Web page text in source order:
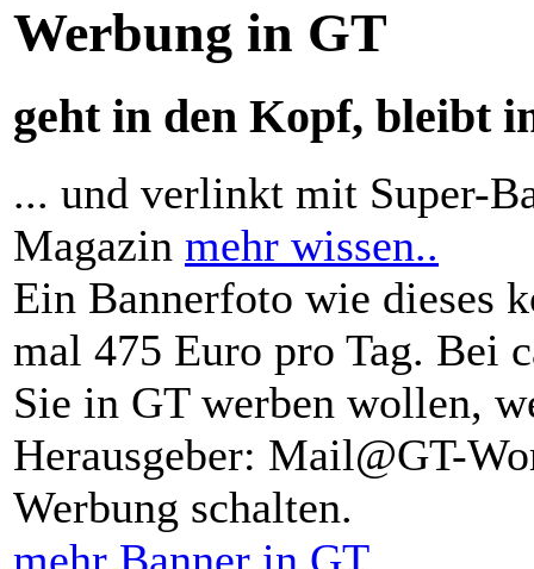
Werbung in GT
geht in den Kopf, bleibt
... und verlinkt mit Super-
Magazin mehr wissen..
Ein Bannerfoto wie dieses
mal 475 Euro pro Tag. Bei
Sie in GT werben wollen,
Herausgeber: Mail@GT-
Werbung schalten.